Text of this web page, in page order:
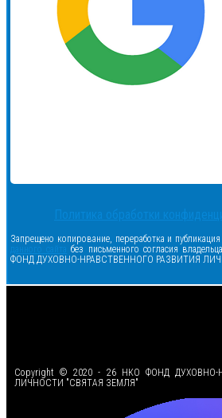
Политика обработки
Запрещено копирование, переработка и
данного сайта без письменного согласия
ФОНД ДУХОВНО-НРАВСТВЕННОГО РАЗВИТИЯ
Copyright © 2020 - 26 НКО ФОНД ДУХОВНО-
ЛИЧНОСТИ "СВЯТАЯ ЗЕМЛЯ"